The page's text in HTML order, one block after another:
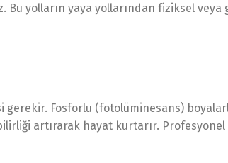
Bu yolların yaya yollarından fiziksel veya
gerekir. Fosforlu (fotolüminesans)
artırarak hayat kurtarır.